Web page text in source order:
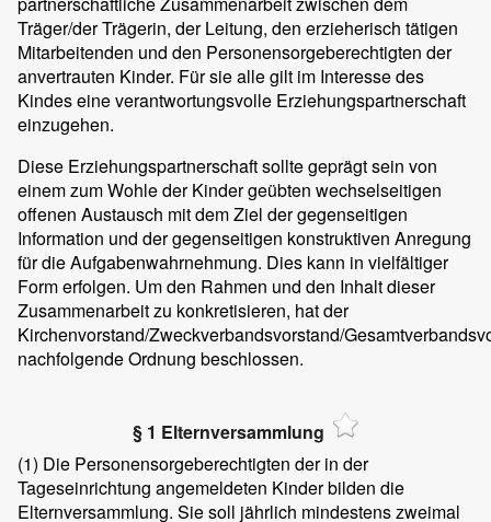
Träger/der Trägerin, der Leitung, den erzieherisch tätigen
Mitarbeitenden und den Personensorgeberechtigten der
anvertrauten Kinder. Für sie alle gilt im Interesse des
Kindes eine verantwortungsvolle Erziehungspartnerschaft
einzugehen.
Diese Erziehungspartnerschaft sollte geprägt sein von
einem zum Wohle der Kinder geübten wechselseitigen
offenen Austausch mit dem Ziel der gegenseitigen
Information und der gegenseitigen konstruktiven Anregung
für die Aufgabenwahrnehmung. Dies kann in vielfältiger
Form erfolgen. Um den Rahmen und den Inhalt dieser
Zusammenarbeit zu konkretisieren, hat der
Kirchenvorstand/Zweckverbandsvorstand/
nachfolgende Ordnung beschlossen.
§ 1 Elternversammlung
(1) Die Personensorgeberechtigten der in der
Tageseinrichtung angemeldeten Kinder bilden die
Elternversammlung. Sie soll jährlich mindestens zweimal